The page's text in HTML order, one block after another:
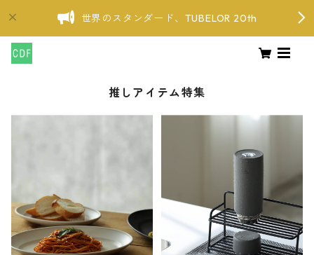
世界のスタンダード、TUBELOR 20th
推しアイテム特集